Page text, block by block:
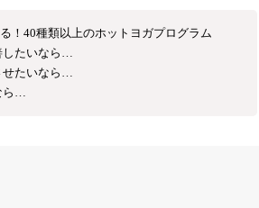
！40種類以上のホットヨガプログラム
たいなら…
たいなら…
…